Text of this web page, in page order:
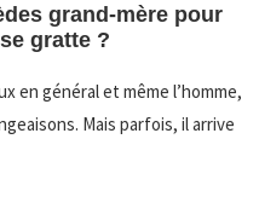
grand-mère pour
gratte ?
en général et même l’homme,
Mais parfois, il arrive